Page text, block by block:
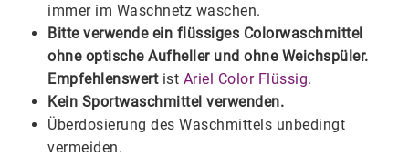
immer im Waschnetz waschen.
Bitte verwende ein flüssiges Colorwaschmittel
ohne optische Aufheller und ohne Weichspüler.
Empfehlenswertist Ariel Color Flüssig.
Kein Sportwaschmittel verwenden.
Überdosierung des Waschmittels unbedingt
vermeiden.